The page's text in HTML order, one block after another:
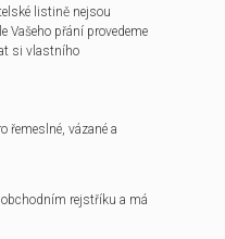
listině nejsou
Vašeho přání provedeme
si vlastního
řemeslné, vázané a
rejstříku a má